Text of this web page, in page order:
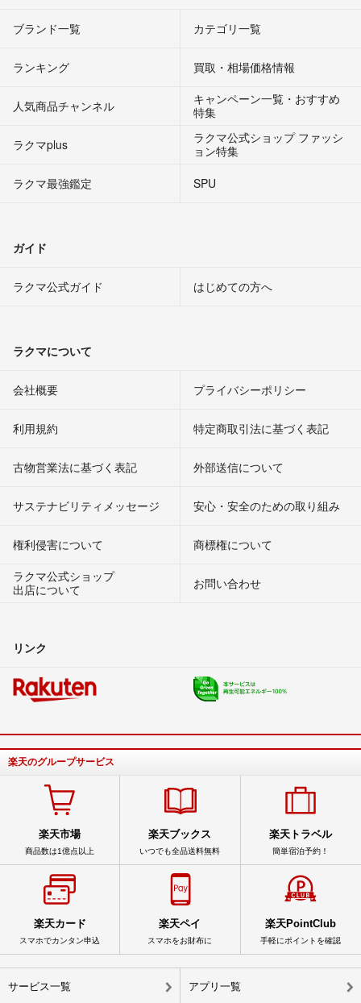
ブランド一覧 カテゴリ一覧
ランキング 買取・相場価格情報
人気商品チャンネル
キャンペーン一覧・おすすめ
特集
ラクマplus
ラクマ公式ショップ ファッシ
ョン特集
ラクマ最強鑑定
SPU
ガイド
ラクマ公式ガイド はじめての方へ
ラクマについて
会社概要 プライバシーポリシー
利用規約 特定商取引法に基づく表記
古物営業法に基づく表記 外部送信について
サステナビリティメッセージ 安心・安全のための取り組み
権利侵害について
商標権について
ラクマ公式ショップ
出店について
お問い合わせ
リンク
楽天のグループサービス
楽天市場
商品数は1億点以上
楽天ブックス
いつでも全品送料無料
楽天トラベル
簡単宿泊予約！
楽天カード
スマホでカンタン申込
楽天ペイ
スマホをお財布に
楽天PointClub
手軽にポイントを確認
サービス一覧 アプリ一覧